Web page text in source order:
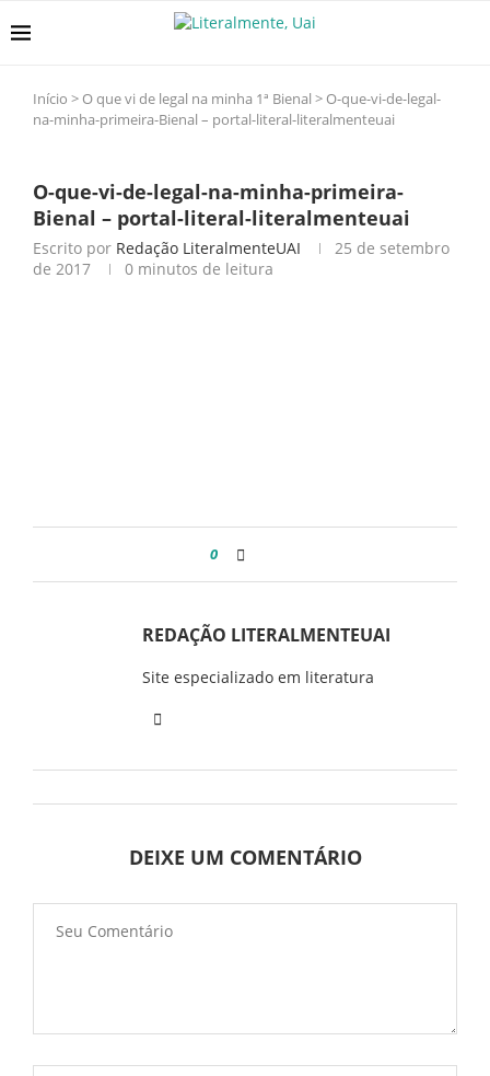
Início > O que vi de legal na minha 1ª Bienal > O-que-vi-de-legal-
na-minha-primeira-Bienal – portal-literal-literalmenteuai
O-que-vi-de-legal-na-minha-primeira-
Bienal – portal-literal-literalmenteuai
Escrito por Redação LiteralmenteUAI
25 de setembro
de 2017
0 minutos de leitura
0
REDAÇÃO LITERALMENTEUAI
Site especializado em literatura
DEIXE UM COMENTÁRIO